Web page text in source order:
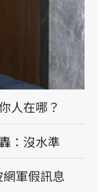
人在哪？
：沒水準
軍假訊息